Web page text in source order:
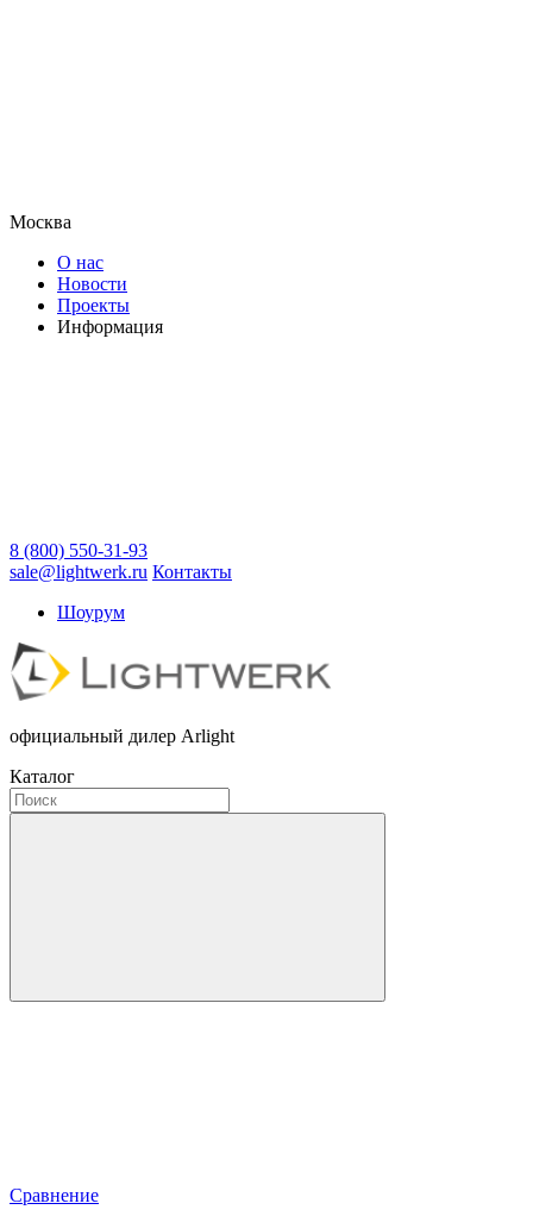
Москва
О нас
Новости
Проекты
Информация
8 (800) 550-31-93
sale@lightwerk.ru Контакты
Шоурум
официальный дилер Arlight
Каталог
Сравнение